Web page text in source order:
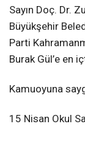
Sayın Doç. Dr.
Büyükşehir
Parti
Burak Gül’e en
Kamuoyuna
15 Nisan Okul